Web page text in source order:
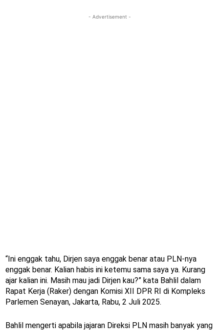
- Advertisement -
“Ini enggak tahu, Dirjen saya enggak benar atau PLN-nya
enggak benar. Kalian habis ini ketemu sama saya ya. Kurang
ajar kalian ini. Masih mau jadi Dirjen kau?” kata Bahlil dalam
Rapat Kerja (Raker) dengan Komisi XII DPR RI di Kompleks
Parlemen Senayan, Jakarta, Rabu, 2 Juli 2025.
Bahlil mengerti apabila jajaran Direksi PLN masih banyak yang